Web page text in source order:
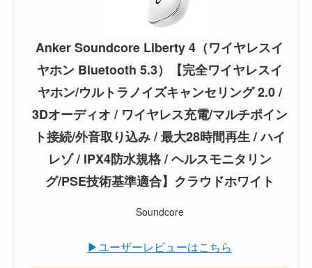
Anker Soundcore Liberty 4（ワイヤレスイ
ヤホン Bluetooth 5.3）【完全ワイヤレスイ
ヤホン/ウルトラノイズキャンセリング 2.0 /
3Dオーディオ / ワイヤレス充電/マルチポイン
ト接続/外音取り込み / 最大28時間再生 / ハイ
レゾ / IPX4防水規格 / ヘルスモニタリン
グ/PSE技術基準適合】クラウドホワイト
Soundcore
▶ユーザーレビューはこちら